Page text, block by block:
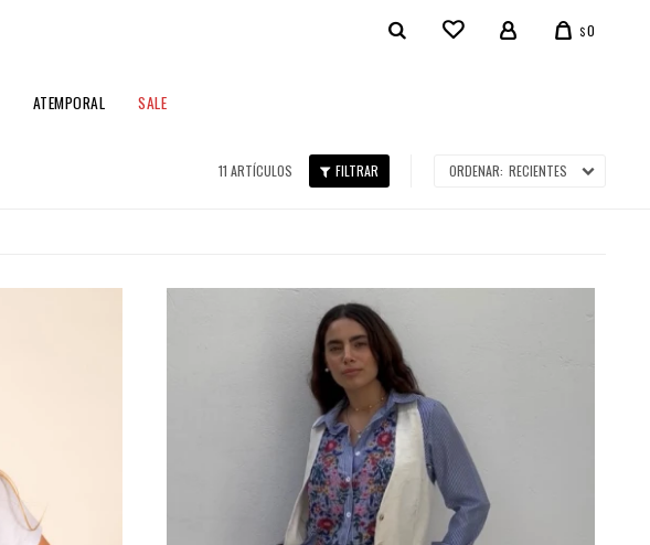
ATEMPORAL SALE
$0
11 ARTÍCULOS RECIENTES